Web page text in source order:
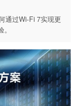
通过Wi-Fi 7实现更